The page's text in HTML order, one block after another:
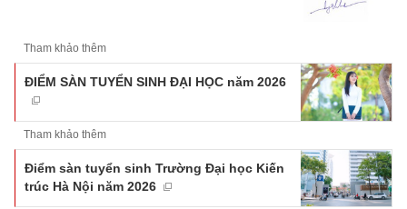
Tham khảo thêm
ĐIỂM SÀN TUYỂN SINH ĐẠI HỌC năm 2026
Tham khảo thêm
Điểm sàn tuyển sinh Trường Đại học Kiến
trúc Hà Nội năm 2026